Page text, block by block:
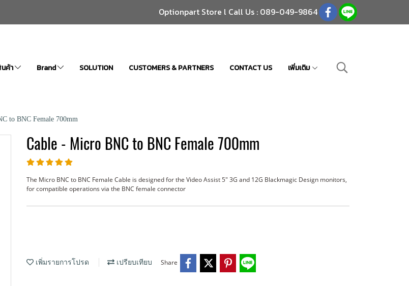
Optionpart Store l Call Us : 089-049-9864
นค้า Brand SOLUTION CUSTOMERS & PARTNERS CONTACT US เพิ่มเติม
to BNC Female 700mm
Cable - Micro BNC to BNC Female 700mm
The Micro BNC to BNC Female Cable is designed for the Video Assist 5" 3G and 12G Blackmagic Design monitors,
for compatible operations via the BNC female connector
เพิ่มรายการโปรด เปรียบเทียบ Share